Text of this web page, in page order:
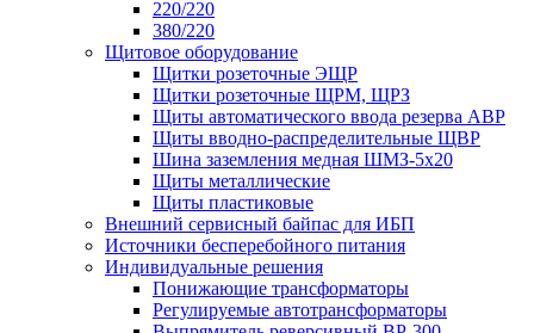
220/220
380/220
Щитовое оборудование
Щитки розеточные ЭЩР
Щитки розеточные ЩРМ, ЩРЗ
Щиты автоматического ввода резерва АВР
Щиты вводно-распределительные ЩВР
Шина заземления медная ШМЗ-5х20
Щиты металлические
Щиты пластиковые
Внешний сервисный байпас для ИБП
Источники бесперебойного питания
Индивидуальные решения
Понижающие трансформаторы
Регулируемые автотрансформаторы